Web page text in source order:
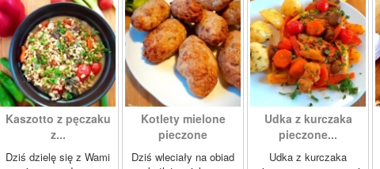
Kaszotto z pęczaku
z...
Dziś dzielę się z Wami
Kotlety mielone
pieczone
Dziś wleciały na obiad
Udka z kurczaka
pieczone...
Udka z kurczaka